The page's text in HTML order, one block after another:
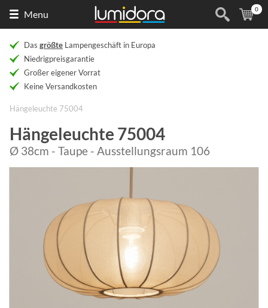
Menu (
0
Das größte Lampengeschäft in Europa
Niedrigpreisgarantie
Großer eigener Vorrat
Keine Versandkosten
Hängeleuchte 75004
Hängeleuchte 75004
Ø 38cm - Taupe - Ausstellungsraum 106